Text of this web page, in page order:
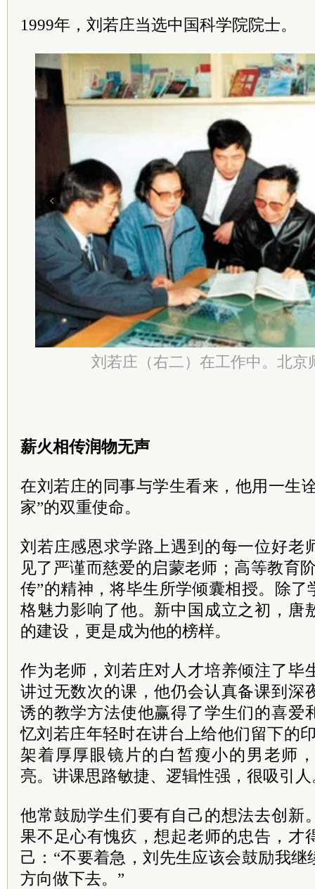
1999年，刘若庄当选中国科学院院士。
刘若庄（右二）在工作中。北京
薪火相传润物无声
在刘若庄的同事与学生看来，他用一生
家”的双重使命。
刘若庄感恩求学路上遇到的每一位好老
见了严谨而慈爱的启蒙老师；高等教育
传”的精神，将毕生所学倾囊相授。除
格魅力影响了他。新中国成立之初，唐
的建设，更是成为他的榜样。
作为老师，刘若庄对人才培养倾注了毕
讲过无数次的课，他仍会认真备课到深
诱的教学方法使他赢得了学生们的喜爱
忆刘若庄年轻时在讲台上给他们留下的
架着厚厚眼镜片的白皙瘦小的男老师
亮。讲课思路敏捷、逻辑性强，很吸引人
他常鼓励学生们要有自己的想法去创新
果不足心有愧疚，想起老师的忠告，才
己：“不要着急，刘先生应该会鼓励我
方向做下去。”